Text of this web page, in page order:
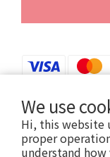
We use
Hi, this website
proper
understand